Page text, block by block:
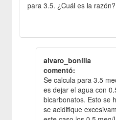
para 3.5. ¿Cuál es la razón?
alvaro_bonilla
comentó:
Se calcula para 3.5
es dejar el agua con
bicarbonatos. Esto se
se acidifique